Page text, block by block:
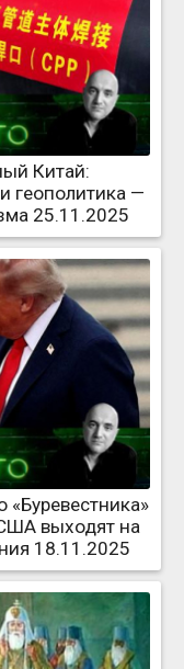
Китай:
геополитика —
25.11.2025
выходят на
18.11.2025